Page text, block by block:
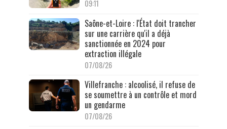
09:11
Saône-et-Loire : l'État doit trancher
sur une carrière qu'il a déjà
sanctionnée en 2024 pour
extraction illégale
07/08/26
Villefranche : alcoolisé, il refuse de
se soumettre à un contrôle et mord
un gendarme
07/08/26